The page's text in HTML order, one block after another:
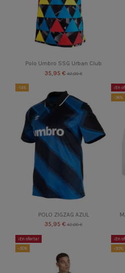
Polo Umbro SSG Urban Club
35,95 € 42,00 €
-14%
POLO ZIGZAG AZUL
35,95 € 42,00 €
¡En
-36%
¡En oferta!
-30%
¡En
-30%